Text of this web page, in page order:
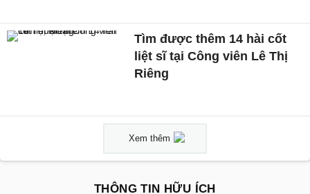
Tìm được thêm 14 hài cốt
liệt sĩ tại Công viên Lê Thị
Riêng
Xem thêm
THÔNG TIN HỮU ÍCH